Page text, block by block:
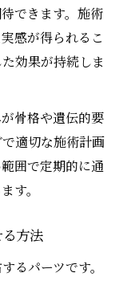
できます。施術
感が得られるこ
効果が持続しま
骨格や遺伝的要
適切な施術計画
囲で定期的に通
す。
方法
るパーツです。